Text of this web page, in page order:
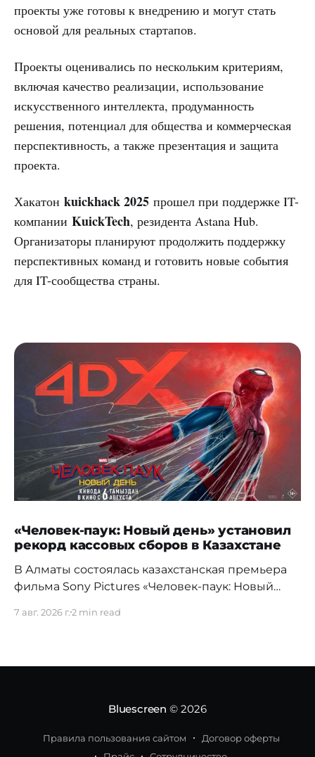
проекты уже готовы к внедрению и могут стать
основой для реальных стартапов.
Проекты оценивались по нескольким критериям,
включая качество реализации, использование
искусственного интеллекта, продуманность
решения, потенциал для общества и коммерческая
перспективность, а также презентация и защита
проекта.
Хакатон kuickhack 2025 прошел при поддержке IT-
компании KuickTech, резидента Astana Hub.
Организаторы планируют продолжить поддержку
перспективных команд и готовить новые события
для IT-сообщества страны.
«Человек-паук: Новый день» установил
рекорд кассовых сборов в Казахстане
В Алматы состоялась казахстанская премьера
фильма Sony Pictures «Человек-паук: Новый
установила новый абсолютный рекорд
августа в кинотеатре Chaplin Cinemas в ТРЦ
приключение Питера Паркера после
7 авг. 2026 г.2 min read
Bluescreen © 2026
Правила пользования сайтом
Договор оферты